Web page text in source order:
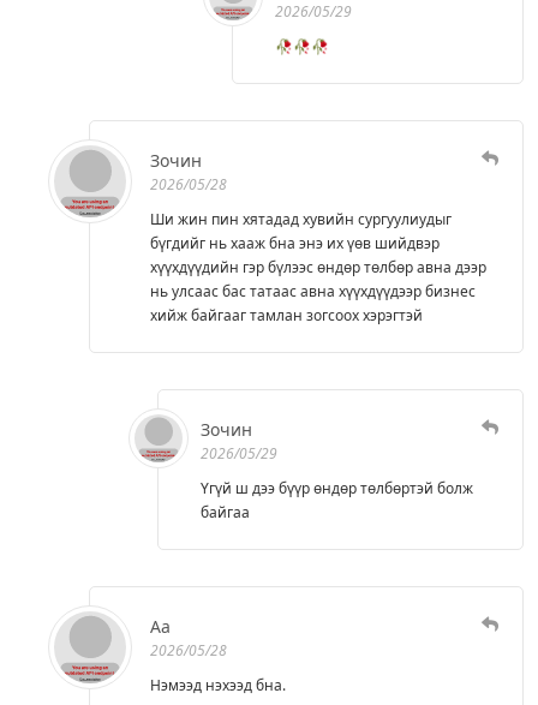
2026/05/29
🥀🥀🥀
Зочин
2026/05/28
Ши жин пин хятадад хувийн сургуулиудыг
бүгдийг нь хааж бна энэ их үөв шийдвэр
хүүхдүүдийн гэр бүлээс өндөр төлбөр авна дээр
нь улсаас бас татаас авна хүүхдүүдээр бизнес
хийж байгааг тамлан зогсоох хэрэгтэй
Зочин
2026/05/29
Үгүй ш дээ бүүр өндөр төлбөртэй болж
байгаа
Аа
2026/05/28
Нэмээд нэхээд бна.